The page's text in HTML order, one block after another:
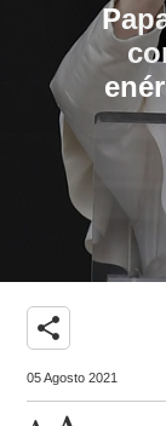
share
05 Agosto 2021